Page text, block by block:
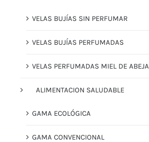
VELAS BUJÍAS SIN PERFUMAR
VELAS BUJÍAS PERFUMADAS
VELAS PERFUMADAS MIEL DE ABEJA
ALIMENTACION SALUDABLE
GAMA ECOLÓGICA
GAMA CONVENCIONAL